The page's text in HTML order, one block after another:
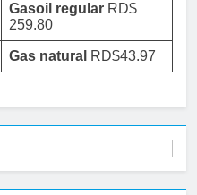
Gasoil regular RD$
259.80
Gas natural RD$43.97